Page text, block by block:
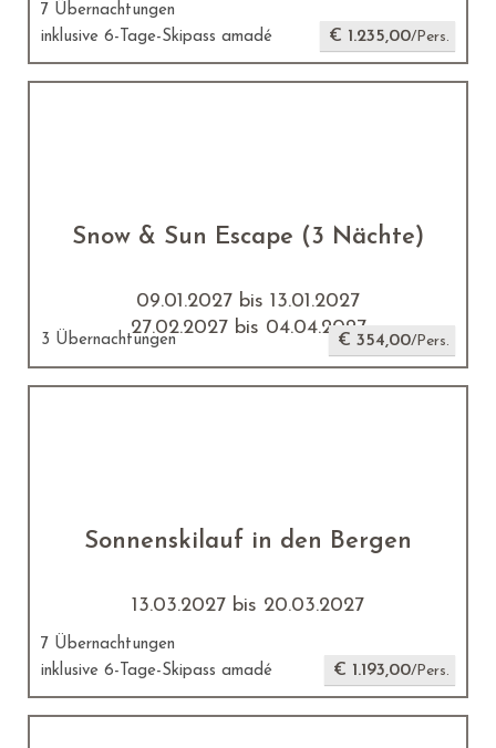
7 Übernachtungen
inklusive 6-Tage-Skipass amadé
€ 1.235,00/Pers.
Snow & Sun Escape (3 Nächte)
09.01.2027 bis 13.01.2027
27.02.2027 bis 04.04.2027
3 Übernachtungen € 354,00/Pers.
Sonnenskilauf in den Bergen
13.03.2027 bis 20.03.2027
7 Übernachtungen
inklusive 6-Tage-Skipass amadé
€ 1.193,00/Pers.